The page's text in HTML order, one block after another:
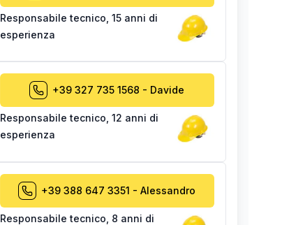
Responsabile tecnico 15 anni di
esperienza
+39 327 735 1568 - Davide
Responsabile tecnico 12 anni di
esperienza
+39 388 647 3351 - Alessandro
Responsabile tecnico 8 anni di